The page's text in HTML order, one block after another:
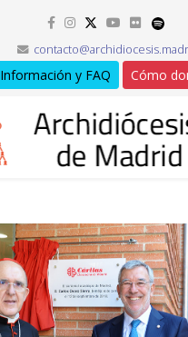
Información y FAQ Cómo